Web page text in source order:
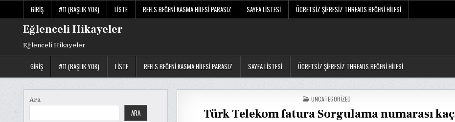
content
GIRIŞ #11 (BAŞLIK YOK) LISTE REELS BEĞENI KASMA HILESI PARASIZ SAYFA LISTESI ÜCRETSIZ ŞIFRESIZ THREADS BEĞENI HILESI
Eğlenceli Hikayeler
Eğlenceli Hikayeler
GIRIŞ #11 (BAŞLIK YOK) LISTE REELS BEĞENI KASMA HILESI PARASIZ SAYFA LISTESI ÜCRETSIZ ŞIFRESIZ THREADS BEĞENI HILESI
Ara
ARA
POSTED
IN
UNCATEGORIZED
Türk Telekom fatura Sorgulama numarası kaç